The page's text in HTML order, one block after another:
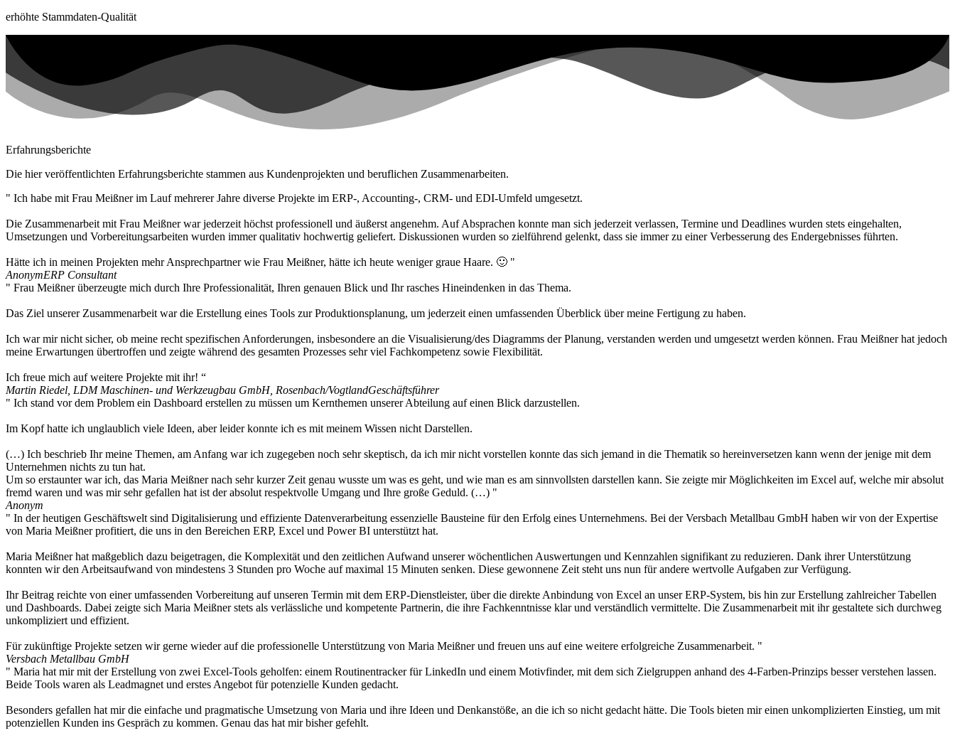
erhöhte Stammdaten-Qualität
Erfahrungsberichte
Die hier veröffentlichten Erfahrungsberichte stammen aus Kundenprojekten und beruflichen Zusammenarbeiten.
" Ich habe mit Frau Meißner im Lauf mehrerer Jahre diverse Projekte im ERP-, Accounting-, CRM- und EDI-Umfeld umgesetzt.
Die Zusammenarbeit mit Frau Meißner war jederzeit höchst professionell und äußerst angenehm. Auf Absprachen konnte man sich jederzeit verlassen, Termine und Deadlines wurden stets eingehalten,
Umsetzungen und Vorbereitungsarbeiten wurden immer qualitativ hochwertig geliefert. Diskussionen wurden so zielführend gelenkt, dass sie immer zu einer Verbesserung des Endergebnisses führten.
Hätte ich in meinen Projekten mehr Ansprechpartner wie Frau Meißner, hätte ich heute weniger graue Haare. 🙂 "
AnonymERP Consultant
" Frau Meißner überzeugte mich durch Ihre Professionalität, Ihren genauen Blick und Ihr rasches Hineindenken in das Thema.
Das Ziel unserer Zusammenarbeit war die Erstellung eines Tools zur Produktionsplanung, um jederzeit einen umfassenden Überblick über meine Fertigung zu haben.
Ich war mir nicht sicher, ob meine recht spezifischen Anforderungen, insbesondere an die Visualisierung/des Diagramms der Planung, verstanden werden und umgesetzt werden können. Frau Meißner hat jedoch
meine Erwartungen übertroffen und zeigte während des gesamten Prozesses sehr viel Fachkompetenz sowie Flexibilität.
Ich freue mich auf weitere Projekte mit ihr! “
Martin Riedel, LDM Maschinen- und Werkzeugbau GmbH, Rosenbach/VogtlandGeschäftsführer
" Ich stand vor dem Problem ein Dashboard erstellen zu müssen um Kernthemen unserer Abteilung auf einen Blick darzustellen.
Im Kopf hatte ich unglaublich viele Ideen, aber leider konnte ich es mit meinem Wissen nicht Darstellen.
(…) Ich beschrieb Ihr meine Themen, am Anfang war ich zugegeben noch sehr skeptisch, da ich mir nicht vorstellen konnte das sich jemand in die Thematik so hereinversetzen kann wenn der jenige mit dem
Unternehmen nichts zu tun hat.
Um so erstaunter war ich, das Maria Meißner nach sehr kurzer Zeit genau wusste um was es geht, und wie man es am sinnvollsten darstellen kann. Sie zeigte mir Möglichkeiten im Excel auf, welche mir absolut
fremd waren und was mir sehr gefallen hat ist der absolut respektvolle Umgang und Ihre große Geduld. (…) "
Anonym
" In der heutigen Geschäftswelt sind Digitalisierung und effiziente Datenverarbeitung essenzielle Bausteine für den Erfolg eines Unternehmens. Bei der Versbach Metallbau GmbH haben wir von der Expertise
von Maria Meißner profitiert, die uns in den Bereichen ERP, Excel und Power BI unterstützt hat.
Maria Meißner hat maßgeblich dazu beigetragen, die Komplexität und den zeitlichen Aufwand unserer wöchentlichen Auswertungen und Kennzahlen signifikant zu reduzieren. Dank ihrer Unterstützung
konnten wir den Arbeitsaufwand von mindestens 3 Stunden pro Woche auf maximal 15 Minuten senken. Diese gewonnene Zeit steht uns nun für andere wertvolle Aufgaben zur Verfügung.
Ihr Beitrag reichte von einer umfassenden Vorbereitung auf unseren Termin mit dem ERP-Dienstleister, über die direkte Anbindung von Excel an unser ERP-System, bis hin zur Erstellung zahlreicher Tabellen
und Dashboards. Dabei zeigte sich Maria Meißner stets als verlässliche und kompetente Partnerin, die ihre Fachkenntnisse klar und verständlich vermittelte. Die Zusammenarbeit mit ihr gestaltete sich durchweg
unkompliziert und effizient.
Für zukünftige Projekte setzen wir gerne wieder auf die professionelle Unterstützung von Maria Meißner und freuen uns auf eine weitere erfolgreiche Zusammenarbeit. "
Versbach Metallbau GmbH
" Maria hat mir mit der Erstellung von zwei Excel-Tools geholfen: einem Routinentracker für LinkedIn und einem Motivfinder, mit dem sich Zielgruppen anhand des 4-Farben-Prinzips besser verstehen lassen.
Beide Tools waren als Leadmagnet und erstes Angebot für potenzielle Kunden gedacht.
Besonders gefallen hat mir die einfache und pragmatische Umsetzung von Maria und ihre Ideen und Denkanstöße, an die ich so nicht gedacht hätte. Die Tools bieten mir einen unkomplizierten Einstieg, um mit
potenziellen Kunden ins Gespräch zu kommen. Genau das hat mir bisher gefehlt.